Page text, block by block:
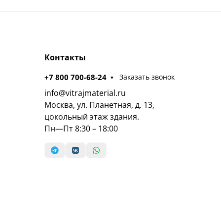
Контакты
+7 800 700-68-24 Заказать звонок
info@vitrajmaterial.ru
Москва, ул. Планетная, д. 13,
цокольный этаж здания.
Пн—Пт 8:30 – 18:00